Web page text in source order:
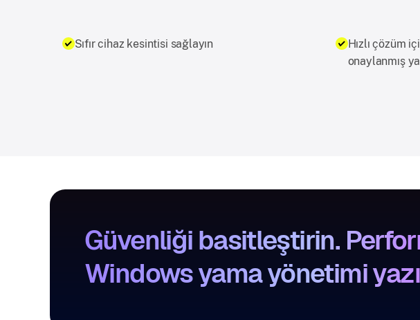
Sıfır cihaz kesintisi sağlayın
Hızlı çözüm
onaylanmış
Güvenliği basitleştirin.
Windows yama yönetimi